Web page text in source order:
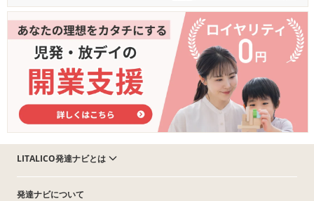
LITALICO発達ナビとは
発達ナビについて